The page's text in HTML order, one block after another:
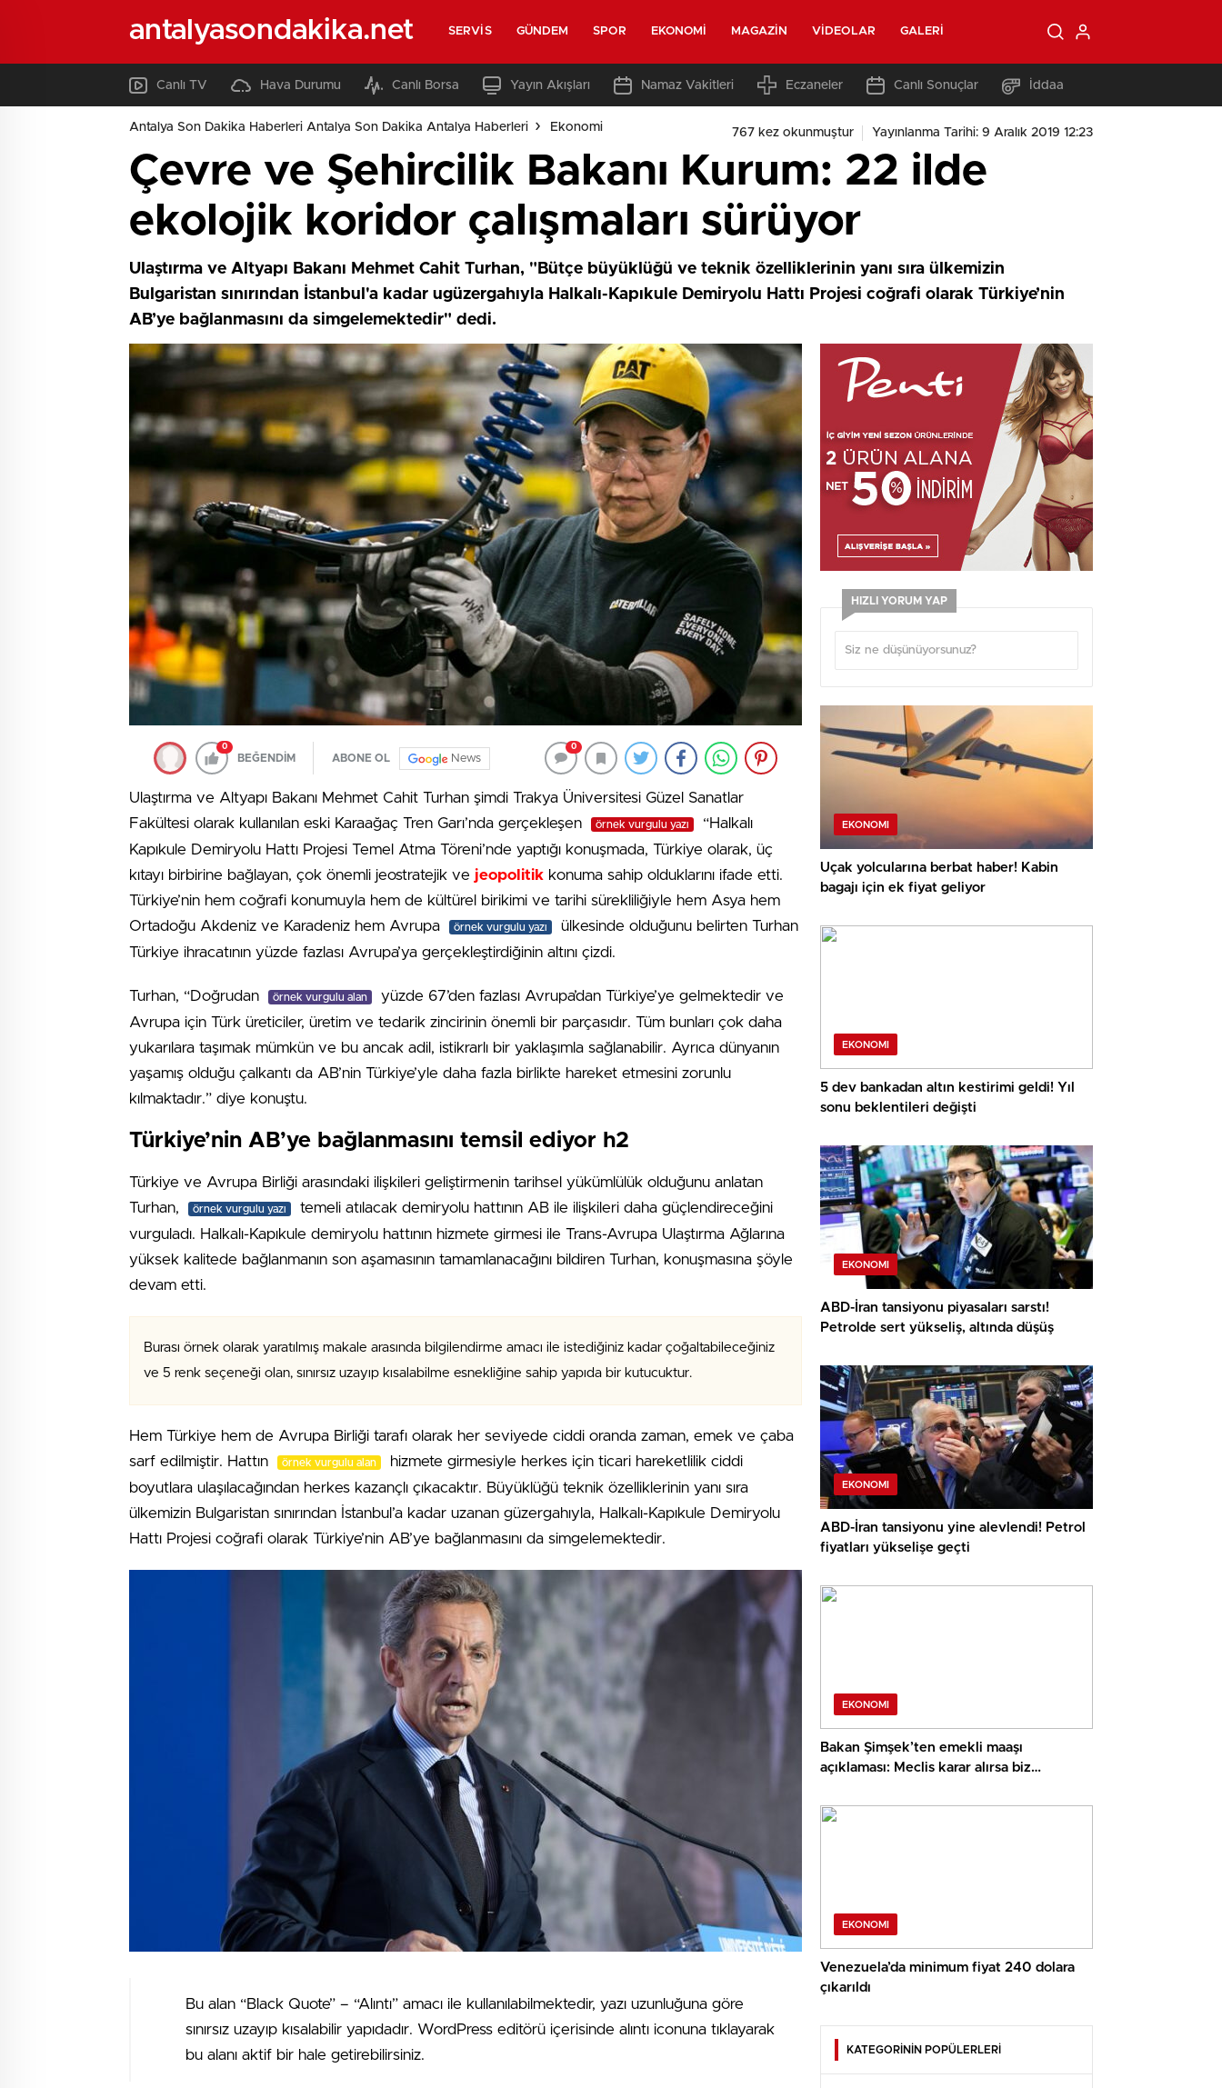
antalyasondakika.net SERVIS GÜNDEM SPOR EKONOMI MAGAZIN VIDEOLAR GALERI
Canlı TV Hava Durumu Canlı Borsa Yayın Akışları Namaz Vakitleri Eczaneler Canlı Sonuçlar İddaa
Antalya Son Dakika Haberleri Antalya Son Dakika Antalya Haberleri Ekonomi 767 kez okunmuştur Yayınlanma Tarihi: 9 Aralık 2019 12:23
Çevre ve Şehircilik Bakanı Kurum: 22 ilde
ekolojik koridor çalışmaları sürüyor
Ulaştırma ve Altyapı Bakanı Mehmet Cahit Turhan, "Bütçe büyüklüğü ve teknik özelliklerinin yanı sıra ülkemizin
Bulgaristan sınırından İstanbul'a kadar ugüzergahıyla Halkalı-Kapıkule Demiryolu Hattı Projesi coğrafi olarak Türkiye’nin
AB’ye bağlanmasını da simgelemektedir" dedi.
0
BEĞENDİM ABONE OL News
0
Ulaştırma ve Altyapı Bakanı Mehmet Cahit Turhan şimdi Trakya Üniversitesi Güzel Sanatlar
Fakültesi olarak kullanılan eski Karaağaç Tren Garı’nda gerçekleşen
örnek vurgulu yazı
“Halkalı
Kapıkule Demiryolu Hattı Projesi Temel Atma Töreni’nde yaptığı konuşmada, Türkiye olarak, üç
kıtayı birbirine bağlayan, çok önemli jeostratejik ve jeopolitik konuma sahip olduklarını ifade etti.
Türkiye’nin hem coğrafi konumuyla hem de kültürel birikimi ve tarihi sürekliliğiyle hem Asya hem
Ortadoğu Akdeniz ve Karadeniz hem Avrupa
örnek vurgulu yazı
ülkesinde olduğunu belirten Turhan
Türkiye ihracatının yüzde fazlası Avrupa’ya gerçekleştirdiğinin altını çizdi.
Turhan, “Doğrudan örnek vurgulu alan
yüzde 67’den fazlası Avrupa’dan Türkiye’ye gelmektedir ve
Avrupa için Türk üreticiler, üretim ve tedarik zincirinin önemli bir parçasıdır. Tüm bunları çok daha
yukarılara taşımak mümkün ve bu ancak adil, istikrarlı bir yaklaşımla sağlanabilir. Ayrıca dünyanın
yaşamış olduğu çalkantı da AB’nin Türkiye’yle daha fazla birlikte hareket etmesini zorunlu
kılmaktadır.” diye konuştu.
Türkiye’nin AB’ye bağlanmasını temsil ediyor h2
Türkiye ve Avrupa Birliği arasındaki ilişkileri geliştirmenin tarihsel yükümlülük olduğunu anlatan
Turhan,
örnek vurgulu yazı
temeli atılacak demiryolu hattının AB ile ilişkileri daha güçlendireceğini
vurguladı. Halkalı-Kapıkule demiryolu hattının hizmete girmesi ile Trans-Avrupa Ulaştırma Ağlarına
yüksek kalitede bağlanmanın son aşamasının tamamlanacağını bildiren Turhan, konuşmasına şöyle
devam etti.
Burası örnek olarak yaratılmış makale arasında bilgilendirme amacı ile istediğiniz kadar çoğaltabileceğiniz
ve 5 renk seçeneği olan, sınırsız uzayıp kısalabilme esnekliğine sahip yapıda bir kutucuktur.
Hem Türkiye hem de Avrupa Birliği tarafı olarak her seviyede ciddi oranda zaman, emek ve çaba
sarf edilmiştir. Hattın
örnek vurgulu alan
hizmete girmesiyle herkes için ticari hareketlilik ciddi
boyutlara ulaşılacağından herkes kazançlı çıkacaktır. Büyüklüğü teknik özelliklerinin yanı sıra
ülkemizin Bulgaristan sınırından İstanbul’a kadar uzanan güzergahıyla, Halkalı-Kapıkule Demiryolu
Hattı Projesi coğrafi olarak Türkiye’nin AB’ye bağlanmasını da simgelemektedir.
Bu alan “Black Quote” – “Alıntı” amacı ile kullanılabilmektedir, yazı uzunluğuna göre
sınırsız uzayıp kısalabilir yapıdadır. WordPress editörü içerisinde alıntı iconuna tıklayarak
bu alanı aktif bir hale getirebilirsiniz.
HIZLI YORUM YAP
EKONOMI
Uçak yolcularına berbat haber! Kabin
bagajı için ek fiyat geliyor
EKONOMI
5 dev bankadan altın kestirimi geldi! Yıl
sonu beklentileri değişti
EKONOMI
ABD-İran tansiyonu piyasaları sarstı!
Petrolde sert yükseliş, altında düşüş
EKONOMI
ABD-İran tansiyonu yine alevlendi! Petrol
fiyatları yükselişe geçti
EKONOMI
Bakan Şimşek’ten emekli maaşı
açıklaması: Meclis karar alırsa biz
EKONOMI
Venezuela’da minimum fiyat 240 dolara
çıkarıldı
KATEGORİNİN POPÜLERLERİ